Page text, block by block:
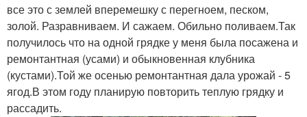
все это с землей вперемешку с перегноем, песком,
золой. Разравниваем. И сажаем. Обильно поливаем.Так
получилось что на одной грядке у меня была посажена и
ремонтантная (усами) и обыкновенная клубника
(кустами).Той же осенью ремонтантная дала урожай - 5
ягод.В этом году планирую повторить теплую грядку и
рассадить.